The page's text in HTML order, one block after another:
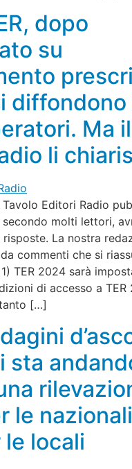
dopo
su
diffondono
Ma
li
Editori Radio
secondo molti lettori,
risposte. La nostra
commenti che si
TER 2024 sarà
di accesso a TER
[…]
sta
le
le locali